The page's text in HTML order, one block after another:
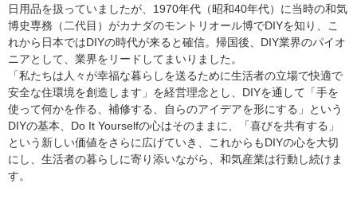
日用品を扱っていましたが、1970年代（昭和40年代）に当時の和気
博史専務（二代目）がカナダのモントリオール博でDIYを知り、こ
れから日本ではDIYの時代が来ると確信。帰国後、DIY業界のパイオ
ニアとして、業界をリードしてまいりました。
「私たちは人々が幸福な暮らしを送るために生活者の立場で快適で
安全な住環境を創造します」を経営理念とし、DIYを通して「手を
使って何かを作る、補修する、自らのアイデアを形にする」という
DIYの基本、Do It Yourselfの心はそのままに、「喜びを共有する」
という新しい価値をさらに広げていき、これからもDIYの心を大切
にし、生活者の暮らしに寄り添いながら、和気産業は行動し続けま
す。